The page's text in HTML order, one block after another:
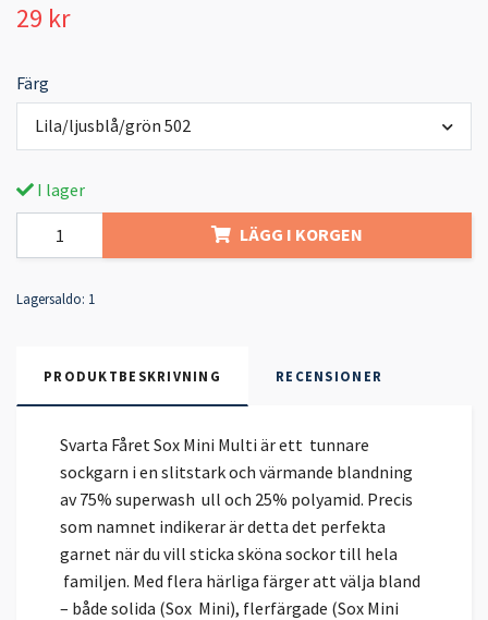
29 kr
Färg
Lila/ljusblå/grön 502
I lager
LÄGG I KORGEN
Lagersaldo: 1
PRODUKTBESKRIVNING RECENSIONER
Svarta Fåret Sox Mini Multi är ett tunnare
sockgarn i en slitstark och värmande blandning
av 75% superwash ull och 25% polyamid. Precis
som namnet indikerar är detta det perfekta
garnet när du vill sticka sköna sockor till hela
familjen. Med flera härliga färger att välja bland
– både solida (Sox Mini), flerfärgade (Sox Mini